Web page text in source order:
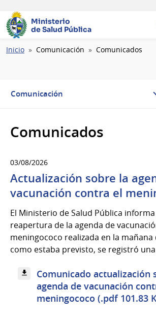
Ministerio
de Salud Pública
Ruta
Inicio Comunicación Comunicados
Comunicación
Comunicados
03/08/2026
Actualización sobre la
vacunación contra el
El Ministerio de Salud Pública
reapertura de la agenda de
meningococo realizada en la mañana
como estaba previsto, se registró
Comunicado actualización
agenda de vacunación
meningococo (.pdf 101.83